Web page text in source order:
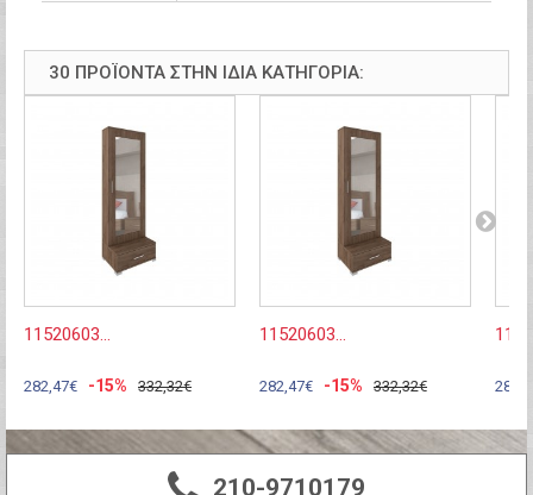
30 ΠΡΟΪΌΝΤΑ ΣΤΗΝ ΊΔΙΑ ΚΑΤΗΓΟΡΊΑ:
11520603...
282,47€ -15% 332,32€
11520603...
282,47€ -15% 332,32€
210-9710179